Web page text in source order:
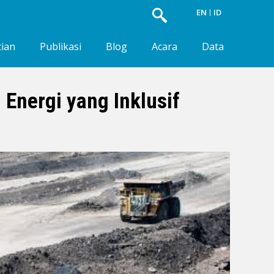
EN ID
Publikasi Blog Acara Data
yang Inklusif